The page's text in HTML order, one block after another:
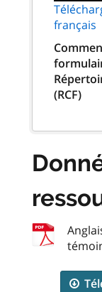
français
(RCF)